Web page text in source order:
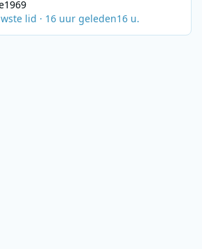
lid · 16 uur geleden16 u.